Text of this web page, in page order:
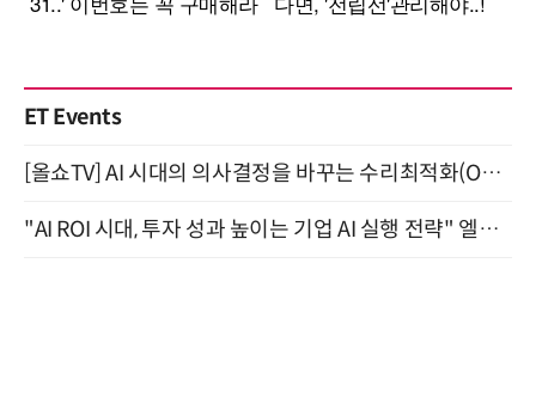
ET Events
[올쇼TV] AI 시대의 의사결정을 바꾸는 수리최적화(Optimization) 소개 (8/20 생방송)
"AI ROI 시대, 투자 성과 높이는 기업 AI 실행 전략" 엘타워 6층 (9월 18일)